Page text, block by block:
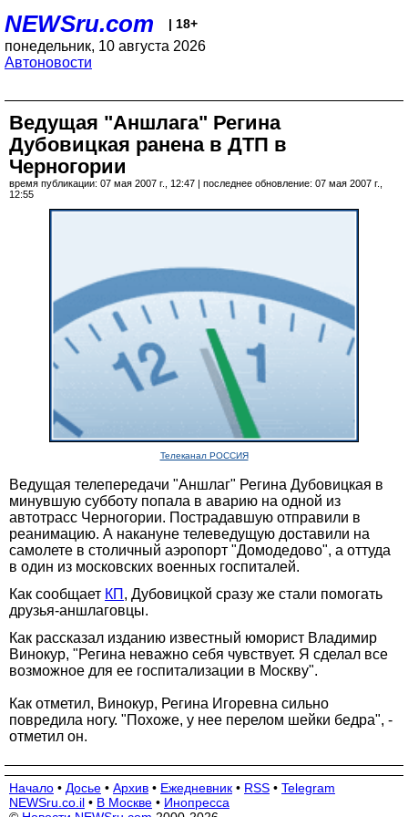
NEWSru.com | 18+
понедельник, 10 августа 2026
Автоновости
Ведущая "Аншлага" Регина
Дубовицкая ранена в ДТП в
Черногории
время публикации: 07 мая 2007 г., 12:47 | последнее обновление: 07 мая 2007 г.,
12:55
Телеканал РОССИЯ
Ведущая телепередачи "Аншлаг" Регина Дубовицкая в
минувшую субботу попала в аварию на одной из
автотрасс Черногории. Пострадавшую отправили в
реанимацию. А накануне телеведущую доставили на
самолете в столичный аэропорт "Домодедово", а оттуда
в один из московских военных госпиталей.
Как сообщает КП , Дубовицкой сразу же стали помогать
друзья-аншлаговцы.
Как рассказал изданию известный юморист Владимир
Винокур, "Регина неважно себя чувствует. Я сделал все
возможное для ее госпитализации в Москву".
Как отметил, Винокур, Регина Игоревна сильно
повредила ногу. "Похоже, у нее перелом шейки бедра", -
отметил он.
Начало • Досье • Архив • Ежедневник • RSS • Telegram
NEWSru.co.il • В Москве • Инопресса